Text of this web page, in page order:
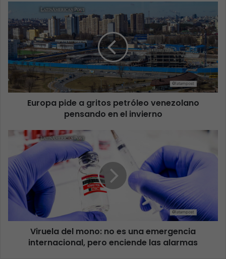
​​Europa pide a gritos petróleo venezolano
pensando en el invierno
Viruela del mono: no es una emergencia
internacional, pero enciende las alarmas